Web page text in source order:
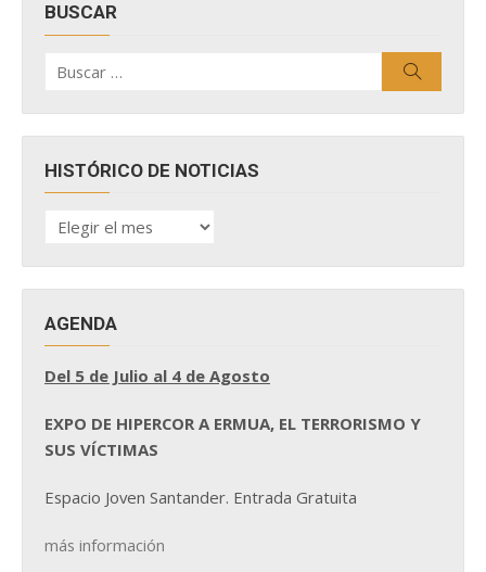
BUSCAR
por:
HISTÓRICO DE NOTICIAS
HISTÓRICO
DE
AGENDA
Del 5 de Julio al 4 de Agosto
EXPO DE HIPERCOR A ERMUA, EL TERRORISMO Y
SUS VÍCTIMAS
Espacio Joven Santander. Entrada Gratuita
más información